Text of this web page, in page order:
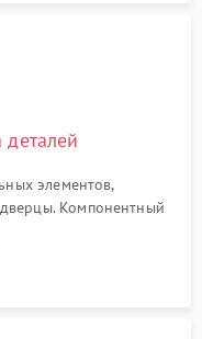
элементов,
Компонентный
контактов и замена